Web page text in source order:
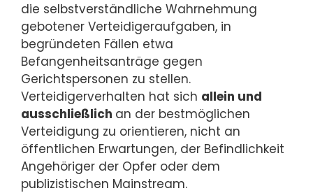
die selbst­ver­ständ­li­che Wahrnehmung
gebotener Verteidigeraufgaben, in
begründeten Fällen et­wa
Befangenheitsanträge gegen
Gerichtspersonen zu stellen.
Verteidigerverhalten hat sich allein und
ausschließlich an der bestmöglichen
Verteidigung zu orientieren, nicht an
öffentlichen Erwartungen, der Befindlichkeit
Angehöriger der Opfer oder dem
publizistischen Mainstream.